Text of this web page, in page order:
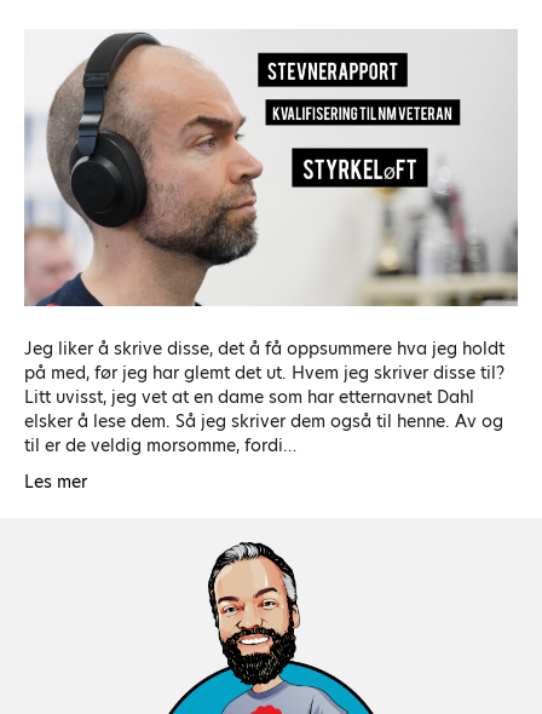
Jeg liker å skrive disse, det å få oppsummere hva jeg holdt
på med, før jeg har glemt det ut. Hvem jeg skriver disse til?
Litt uvisst, jeg vet at en dame som har etternavnet Dahl
elsker å lese dem. Så jeg skriver dem også til henne. Av og
til er de veldig morsomme, fordi…
Les mer